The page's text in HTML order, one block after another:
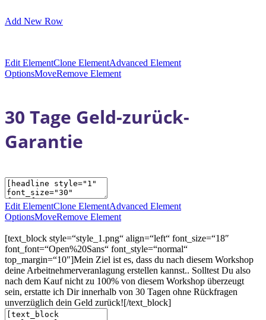
Add New Row
Edit ElementClone ElementAdvanced Element
OptionsMoveRemove Element
30 Tage Geld-zurück-
Garantie
Edit ElementClone ElementAdvanced Element
OptionsMoveRemove Element
[text_block style=“style_1.png“ align=“left“ font_size=“18″
font_font=“Open%20Sans“ font_style=“normal“
top_margin=“10″]Mein Ziel ist es, dass du nach diesem Workshop
deine Arbeitnehmerveranlagung erstellen kannst.. Solltest Du also
nach dem Kauf nicht zu 100% von diesem Workshop überzeugt
sein, erstatte ich Dir innerhalb von 30 Tagen ohne Rückfragen
unverzüglich dein Geld zurück![/text_block]